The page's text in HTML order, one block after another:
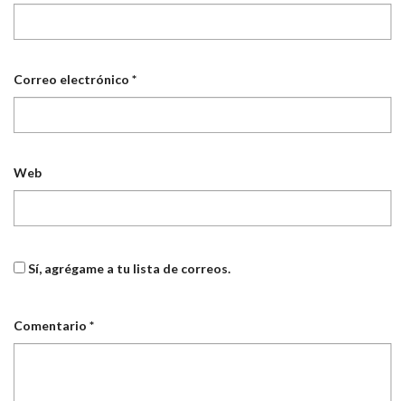
Correo electrónico *
Web
Sí, agrégame a tu lista de correos.
Comentario *